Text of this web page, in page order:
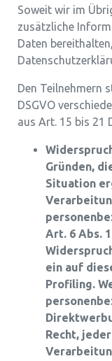
Soweit wir im
zusätzliche
Daten
Den Teilnehmern
DSGVO
aus Art. 15 bis 21
Gründen,
Situation
Art. 6 Abs.
ein auf
Profiling.
Recht,